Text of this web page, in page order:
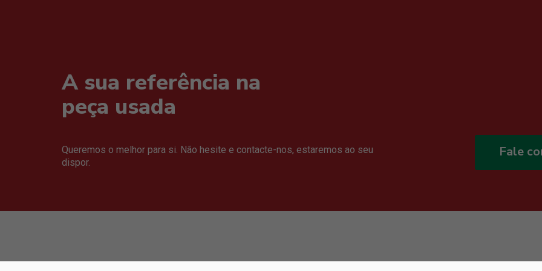
A sua referência na
peça usada
Queremos o melhor para si. Não hesite e contacte-nos, estaremos ao seu
dispor.
Fale